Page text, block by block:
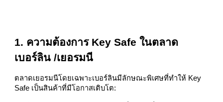
1. ความต้องการ Key Safe ในตลาด
เบอร์ลิน /เยอรมนี
ตลาดเยอรมนีโดยเฉพาะเบอร์ลินมีลักษณะพิเศษที่ทำให้ Key
Safe เป็นสินค้าที่มีโอกาสเติบโต: